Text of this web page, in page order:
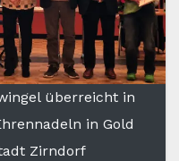
überreicht in
in Gold
Zirndorf